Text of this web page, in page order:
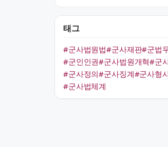
태그
#군사법원법#군사재판#군법
#군인인권#군사법원개혁#군
#군사정의#군사징계#군사형
#군사법체계